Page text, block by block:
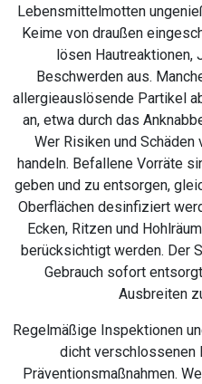
Lebensmittelmotten
Keime von draußen
lösen
Beschwerden aus.
allergieauslösende Partikel
an, etwa durch das
Wer Risiken und
handeln. Befallene Vorräte
geben und zu entsorgen,
Oberflächen desinfiziert
Ecken, Ritzen und
berücksichtigt werden. Der
Gebrauch sofort
Ausbreiten
Regelmäßige Inspektionen
dicht verschlossenen
Präventionsmaßnahmen.